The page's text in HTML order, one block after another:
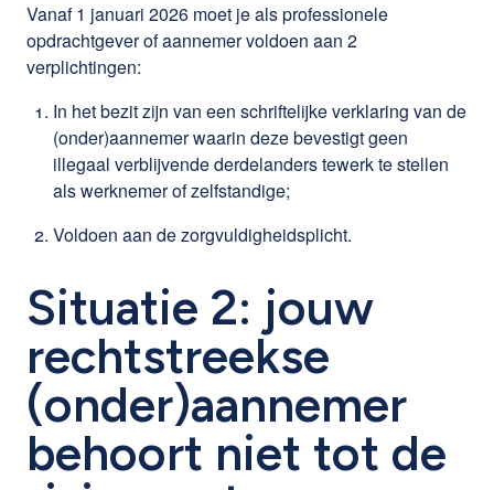
Vanaf 1 januari 2026 moet je als professionele
opdrachtgever of aannemer voldoen aan 2
verplichtingen:
In het bezit zijn van een schriftelijke verklaring van de
(onder)aannemer waarin deze bevestigt geen
illegaal verblijvende derdelanders tewerk te stellen
als werknemer of zelfstandige;
Voldoen aan de zorgvuldigheidsplicht.
Situatie 2: jouw
rechtstreekse
(onder)aannemer
behoort niet tot de